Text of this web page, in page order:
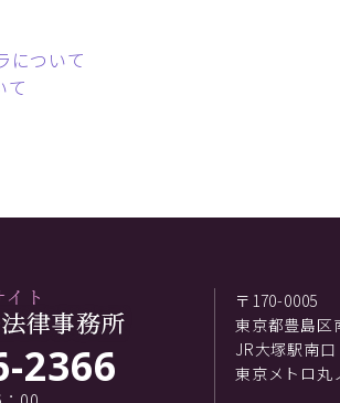
について
て
2366
〒170-0005
東京都豊島区
JR大塚駅南
東京メトロ丸